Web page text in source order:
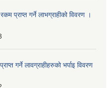
प्राप्त गर्ने लाभग्राहीको विवरण ।
गर्ने लावग्राहीहरुको भर्पाइ विवरण